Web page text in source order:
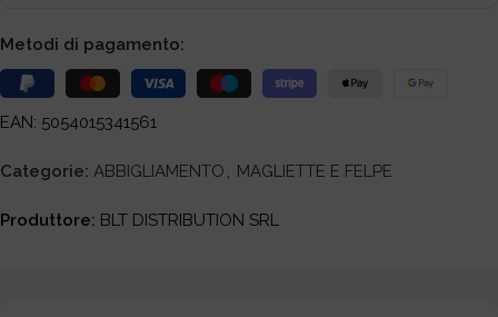
Metodi di pagamento:
EAN: 5054015341561
Categorie: ABBIGLIAMENTO , MAGLIETTE E FELPE
Produttore: BLT DISTRIBUTION SRL